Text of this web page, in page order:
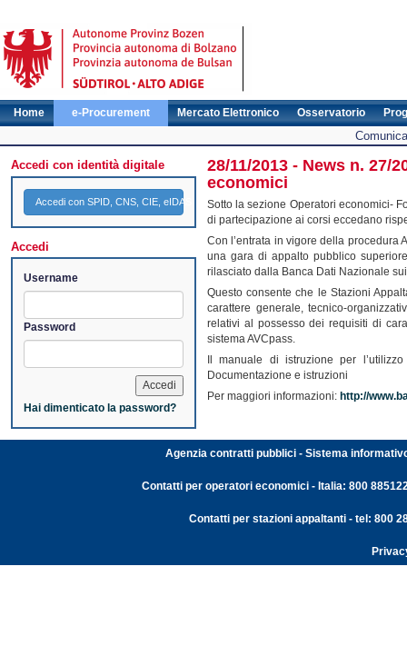
Home e-Procurement Mercato Elettronico Osservatorio
Accedi con identità digitale
Accedi con SPID, CNS, CIE, eIDAS
Accedi
Username
Password
Hai dimenticato la password?
28/11/2013 - News n. 27/
economici
Sotto la sezione Operatori economici-
di partecipazione ai corsi eccedano
Con l’entrata in vigore della procedura
una gara di appalto pubblico
rilasciato dalla Banca Dati Nazionale
Questo consente che le Stazioni
carattere generale, tecnico-
relativi al possesso dei requisiti di
sistema AVCpass.
Il manuale di istruzione per
Documentazione e istruzioni
Per maggiori informazioni: http://
Agenzia contratti pubblici - Sistema
Contatti per operatori economici - Italia: 800
Contatti per stazioni appaltanti - tel: 800